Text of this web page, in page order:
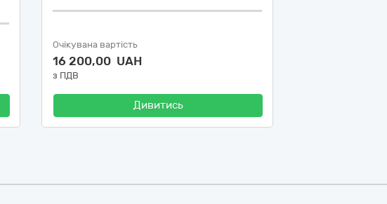
Очікувана вартість
16 200,00 UAH
з ПДВ
Дивитись